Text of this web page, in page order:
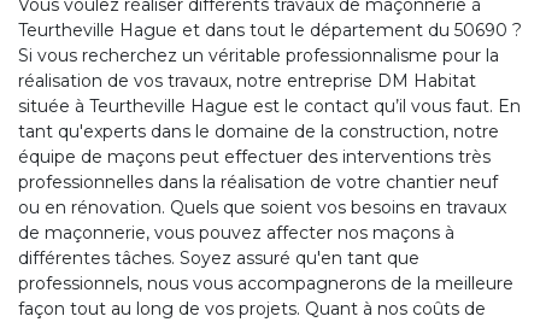
Vous voulez réaliser différents travaux de maçonnerie à
Teurtheville Hague et dans tout le département du 50690 ?
Si vous recherchez un véritable professionnalisme pour la
réalisation de vos travaux, notre entreprise DM Habitat
située à Teurtheville Hague est le contact qu’il vous faut. En
tant qu'experts dans le domaine de la construction, notre
équipe de maçons peut effectuer des interventions très
professionnelles dans la réalisation de votre chantier neuf
ou en rénovation. Quels que soient vos besoins en travaux
de maçonnerie, vous pouvez affecter nos maçons à
différentes tâches. Soyez assuré qu'en tant que
professionnels, nous vous accompagnerons de la meilleure
façon tout au long de vos projets. Quant à nos coûts de